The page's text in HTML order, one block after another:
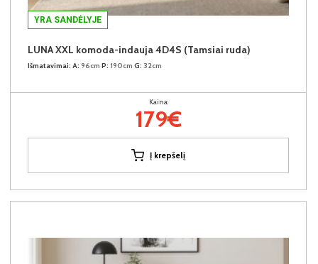
YRA SANDĖLYJE
LUNA XXL komoda-indauja 4D4S (Tamsiai ruda)
Išmatavimai: A: 96cm P: 190cm G: 32cm
Kaina:
179€
Į krepšelį